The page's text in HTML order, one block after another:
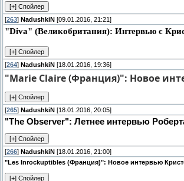
[263] NadushkiN [09.01.2016, 21:21]
"Diva" (Великобритания): Интервью с
[264] NadushkiN [18.01.2016, 19:36]
"Marie Claire (Франция)": Новое
[265] NadushkiN [18.01.2016, 20:05]
"The Observer": Летнее интервью
[266] NadushkiN [18.01.2016, 21:00]
"Les Inrockuptibles (Франция)": Новое интервью